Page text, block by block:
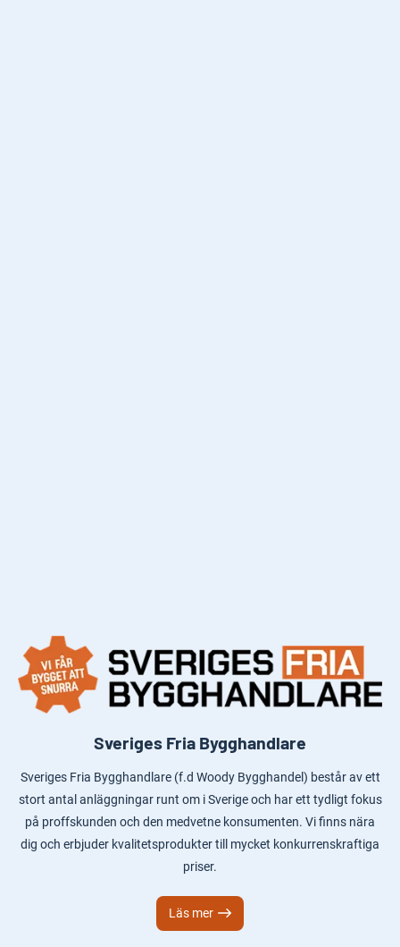
Sveriges Fria Bygghandlare
Sveriges Fria Bygghandlare (f.d Woody Bygghandel) består av ett
stort antal anläggningar runt om i Sverige och har ett tydligt fokus
på proffskunden och den medvetne konsumenten. Vi finns nära
dig och erbjuder kvalitetsprodukter till mycket konkurrenskraftiga
priser.
Läs mer